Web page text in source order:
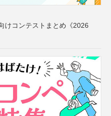
けコンテストまとめ《2026